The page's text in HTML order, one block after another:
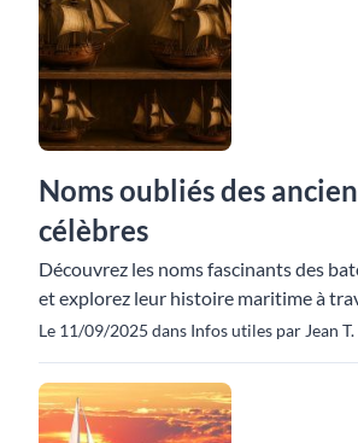
Noms oubliés des
célèbres
Découvrez les noms fascinants des
et explorez leur histoire maritime à
Le 11/09/2025 dans Infos utiles par Jean T.